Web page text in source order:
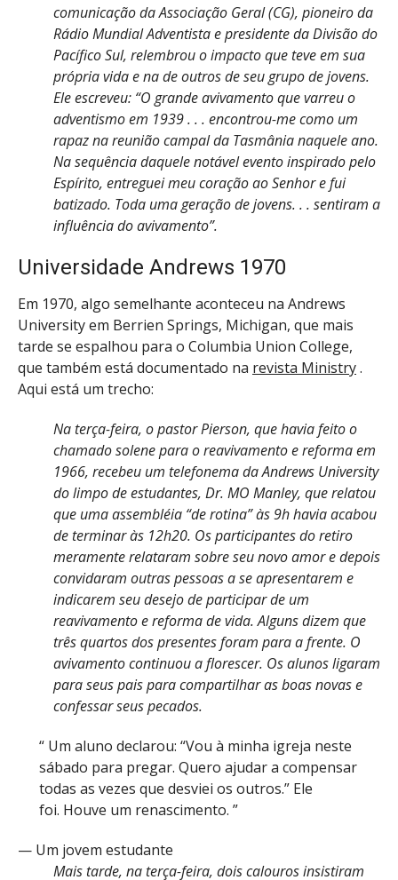
comunicação da Associação Geral (CG), pioneiro da
Rádio Mundial Adventista e presidente da Divisão do
Pacífico Sul, relembrou o impacto que teve em sua
própria vida e na de outros de seu grupo de jovens.
Ele escreveu: “O grande avivamento que varreu o
adventismo em 1939 . . . encontrou-me como um
rapaz na reunião campal da Tasmânia naquele ano.
Na sequência daquele notável evento inspirado pelo
Espírito, entreguei meu coração ao Senhor e fui
batizado. Toda uma geração de jovens. . . sentiram a
influência do avivamento”.
Universidade Andrews 1970
Em 1970, algo semelhante aconteceu na Andrews
University em Berrien Springs, Michigan, que mais
tarde se espalhou para o Columbia Union College,
que também está documentado na revista Ministry.
Aqui está um trecho:
Na terça-feira, o pastor Pierson, que havia feito o
chamado solene para o reavivamento e reforma em
1966, recebeu um telefonema da Andrews University
do limpo de estudantes, Dr. MO Manley, que relatou
que uma assembléia “de rotina” às 9h havia acabou
de terminar às 12h20. Os participantes do retiro
meramente relataram sobre seu novo amor e depois
convidaram outras pessoas a se apresentarem e
indicarem seu desejo de participar de um
reavivamento e reforma de vida. Alguns dizem que
três quartos dos presentes foram para a frente. O
avivamento continuou a florescer. Os alunos ligaram
para seus pais para compartilhar as boas novas e
confessar seus pecados.
“ Um aluno declarou: “Vou à minha igreja neste
sábado para pregar. Quero ajudar a compensar
todas as vezes que desviei os outros.” Ele
foi. Houve um renascimento. ”
— Um jovem estudante
Mais tarde, na terça-feira, dois calouros insistiram